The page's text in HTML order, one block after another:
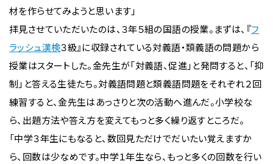
材を作らせてみようと思います」
拝見させていただいたのは、３年５組の国語の授業。まずは、『フ
ラッシュ漢検３級』に収録されている対義語・類義語の問題から
授業はスタートした。金先生が「対義語、促進」と発問すると、「抑
制」と答える生徒たち。対義語問題と類義語問題をそれぞれ２回
練習すると、金先生はあっさりと次の活動へ進んだ。小学校な
ら、出題方法や答え方を変えてもっと多く繰り返すところだ。
「中学３年生にもなると、数回見ただけでだいたい覚えますか
ら、回数は少なめです。中学１年生なら、もっと多くの回数を行い